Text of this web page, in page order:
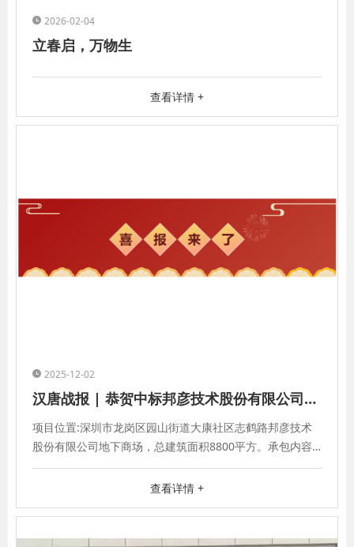
2026-02-04
立春启，万物生
查看详情 +
2025-12-02
汉唐战报 | 恭贺中标邦彦技术股份有限公司地下商场装修工程！
项目位置:深圳市龙岗区园山街道大康社区志鹤路邦彦技术
股份有限公司地下商场，总建筑面积8800平方。承包内容:
拆除、新建、钢结构、机电、给
查看详情 +